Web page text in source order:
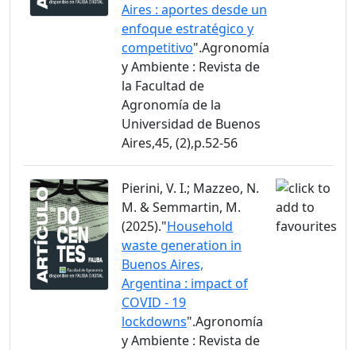
Aires : aportes desde un
enfoque estratégico y
competitivo".Agronomía
y Ambiente : Revista de
la Facultad de
Agronomía de la
Universidad de Buenos
Aires,45, (2),p.52-56
Pierini, V. I.; Mazzeo, N.
M. & Semmartin, M.
(2025)."Household
waste generation in
Buenos Aires,
Argentina : impact of
COVID - 19
lockdowns".Agronomía
y Ambiente : Revista de